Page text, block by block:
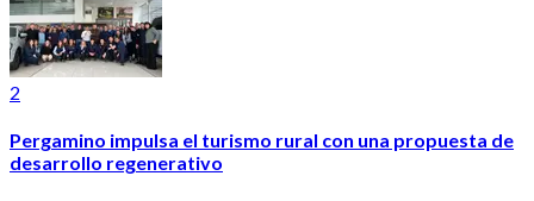
2
Pergamino impulsa el turismo rural con una propuesta de
desarrollo regenerativo